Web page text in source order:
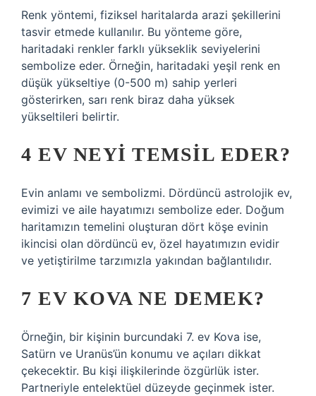
Renk yöntemi, fiziksel haritalarda arazi şekillerini
tasvir etmede kullanılır. Bu yönteme göre,
haritadaki renkler farklı yükseklik seviyelerini
sembolize eder. Örneğin, haritadaki yeşil renk en
düşük yükseltiye (0-500 m) sahip yerleri
gösterirken, sarı renk biraz daha yüksek
yükseltileri belirtir.
4 EV NEYI TEMSIL EDER?
Evin anlamı ve sembolizmi. Dördüncü astrolojik ev,
evimizi ve aile hayatımızı sembolize eder. Doğum
haritamızın temelini oluşturan dört köşe evinin
ikincisi olan dördüncü ev, özel hayatımızın evidir
ve yetiştirilme tarzımızla yakından bağlantılıdır.
7 EV KOVA NE DEMEK?
Örneğin, bir kişinin burcundaki 7. ev Kova ise,
Satürn ve Uranüs’ün konumu ve açıları dikkat
çekecektir. Bu kişi ilişkilerinde özgürlük ister.
Partneriyle entelektüel düzeyde geçinmek ister.